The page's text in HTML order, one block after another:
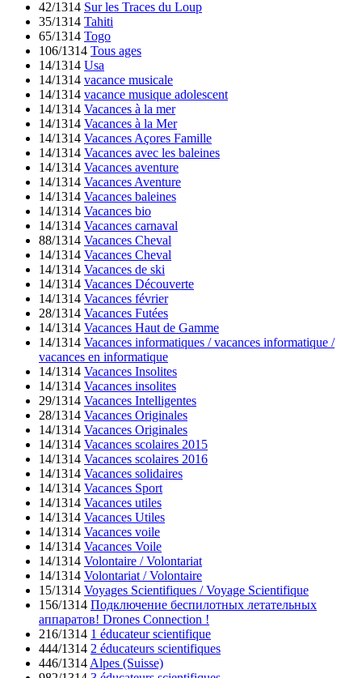
42/1314 Sur les Traces du Loup
35/1314 Tahiti
65/1314 Togo
106/1314 Tous ages
14/1314 Usa
14/1314 vacance musicale
14/1314 vacance musique adolescent
14/1314 Vacances à la mer
14/1314 Vacances à la Mer
14/1314 Vacances Açores Famille
14/1314 Vacances avec les baleines
14/1314 Vacances aventure
14/1314 Vacances Aventure
14/1314 Vacances baleines
14/1314 Vacances bio
14/1314 Vacances carnaval
88/1314 Vacances Cheval
14/1314 Vacances Cheval
14/1314 Vacances de ski
14/1314 Vacances Découverte
14/1314 Vacances février
28/1314 Vacances Futées
14/1314 Vacances Haut de Gamme
14/1314 Vacances informatiques / vacances informatique /
vacances en informatique
14/1314 Vacances Insolites
14/1314 Vacances insolites
29/1314 Vacances Intelligentes
28/1314 Vacances Originales
14/1314 Vacances Originales
14/1314 Vacances scolaires 2015
14/1314 Vacances scolaires 2016
14/1314 Vacances solidaires
14/1314 Vacances Sport
14/1314 Vacances utiles
14/1314 Vacances Utiles
14/1314 Vacances voile
14/1314 Vacances Voile
14/1314 Volontaire / Volontariat
14/1314 Volontariat / Volontaire
15/1314 Voyages Scientifiques / Voyage Scientifique
156/1314 Подключение беспилотных летательных
аппаратов! Drones Connection !
216/1314 1 éducateur scientifique
444/1314 2 éducateurs scientifiques
446/1314 Alpes (Suisse)